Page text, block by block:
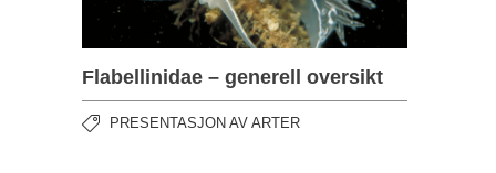
Flabellinidae – generell oversikt
PRESENTASJON AV ARTER